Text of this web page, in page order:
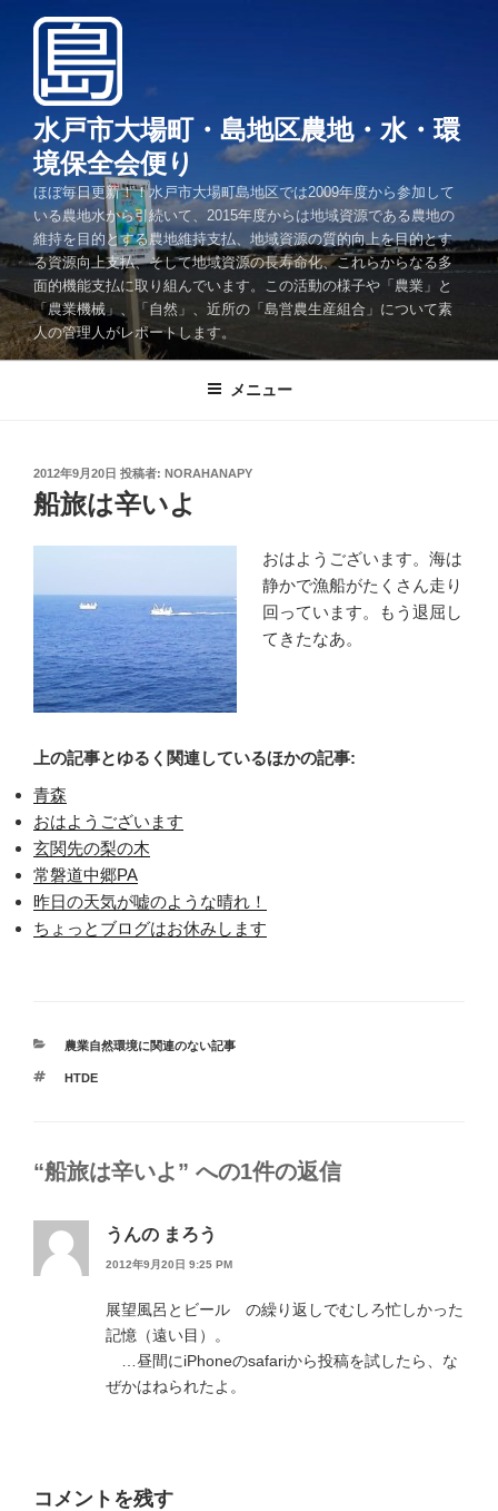
へ
キ
プ
水戸市大場町・島地区農地・水・環
境保全会便り
ほぼ毎日更新！！水戸市大場町島地区では2009年度から参加して
いる農地水から引続いて、2015年度からは地域資源である農地の
維持を目的とする農地維持支払、地域資源の質的向上を目的とす
る資源向上支払、そして地域資源の長寿命化、これらからなる多
面的機能支払に取り組んでいます。この活動の様子や「農業」と
「農業機械」、「自然」、近所の「島営農生産組合」について素
人の管理人がレポートします。
メニュー
投
稿
日:
2012年9月20日 投稿者: NORAHANAPY
船旅は辛いよ
おはようございます。海は
静かで漁船がたくさん走り
回っています。もう退屈し
てきたなあ。
上の記事とゆるく関連しているほかの記事:
青森
おはようございます
玄関先の梨の木
常磐道中郷PA
昨日の天気が嘘のような晴れ！
ちょっとブログはお休みします
カ
ゴ
農業自然環境に関連のない記事
タ
HTDE
“船旅は辛いよ” への1件の返信
うんの まろう
2012年9月20日 9:25 PM
展望風呂とビール の繰り返しでむしろ忙しかった
記憶（遠い目）。
…昼間にiPhoneのsafariから投稿を試したら、な
ぜかはねられたよ。
コメントを残す